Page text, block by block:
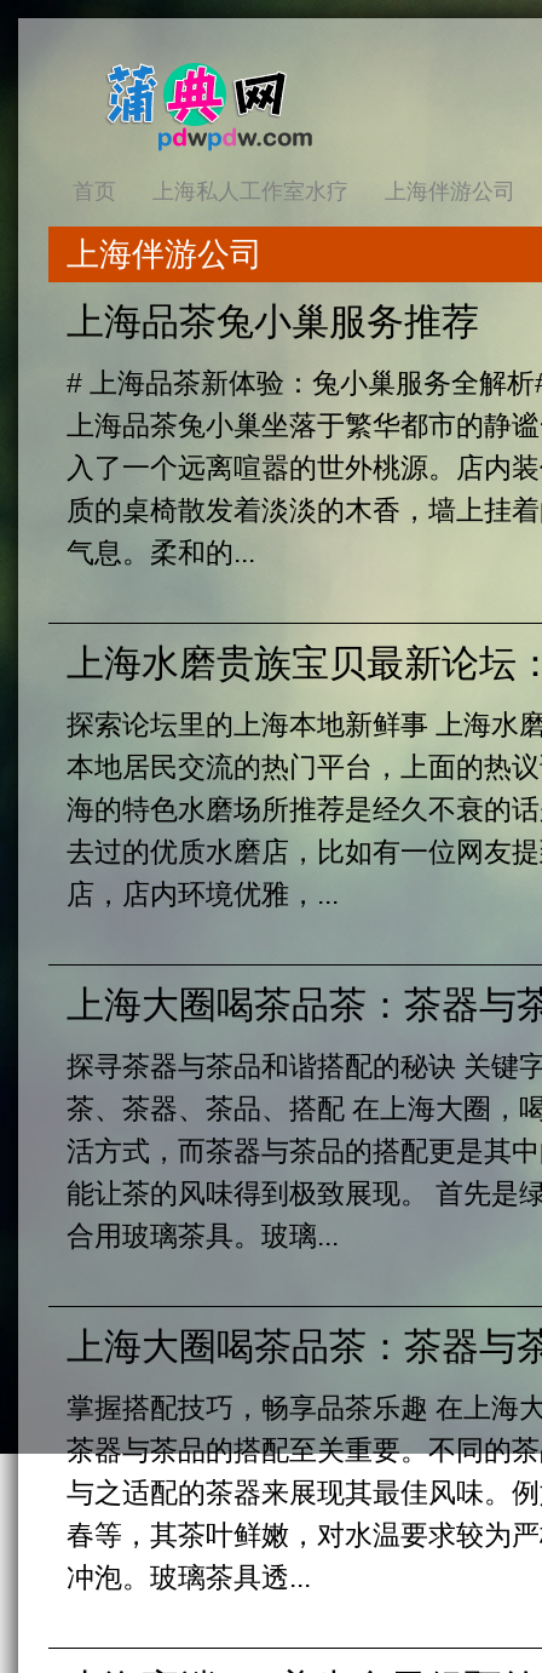
首页 上海私人工作室水疗 上海伴游公司
上海伴游公司
上海品茶兔小巢服务推荐
# 上海品茶新体验：兔小巢服务全解
上海品茶兔小巢坐落于繁华都市的静
入了一个远离喧嚣的世外桃源。店内
质的桌椅散发着淡淡的木香，墙上挂
气息。柔和的...
上海水磨贵族宝贝最新论坛
探索论坛里的上海本地新鲜事 上海水
本地居民交流的热门平台，上面的热
海的特色水磨场所推荐是经久不衰的
去过的优质水磨店，比如有一位网友
店，店内环境优雅，...
上海大圈喝茶品茶：茶器与
探寻茶器与茶品和谐搭配的秘诀 关键
茶、茶器、茶品、搭配 在上海大圈，
活方式，而茶器与茶品的搭配更是其
能让茶的风味得到极致展现。 首先是
合用玻璃茶具。玻璃...
上海大圈喝茶品茶：茶器与
掌握搭配技巧，畅享品茶乐趣 在上海
茶器与茶品的搭配至关重要。不同的
与之适配的茶器来展现其最佳风味。
春等，其茶叶鲜嫩，对水温要求较为
冲泡。玻璃茶具透...